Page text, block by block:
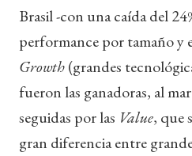
Brasil -con una caída del
performance por tamaño y
Growth(grandes
fueron las ganadoras, al
seguidas por las Value, que
gran diferencia entre